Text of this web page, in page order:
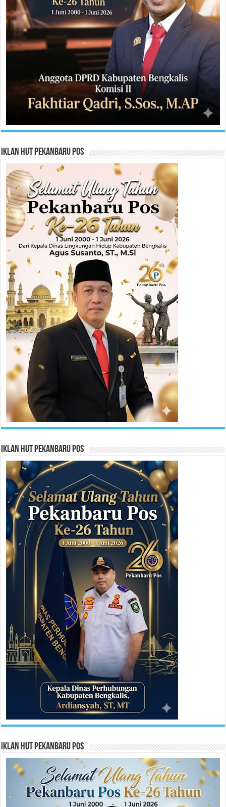
Iklan HUT Pekanbaru Pos
Iklan HUT Pekanbaru Pos
Iklan HUT Pekanbaru Pos